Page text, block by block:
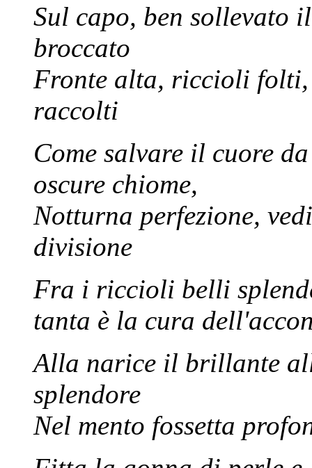
Sul capo, ben sollevato
broccato
Fronte alta, riccioli folti,
raccolti
Come salvare il cuore
oscure chiome,
Notturna perfezione,
divisione
Fra i riccioli belli
tanta è la cura
Alla narice il brillante
splendore
Nel mento fossetta